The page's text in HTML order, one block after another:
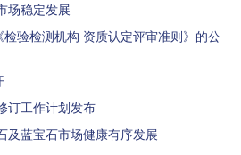
场稳定发展
验检测机构 资质认定评审准则》的公
订工作计划发布
及蓝宝石市场健康有序发展